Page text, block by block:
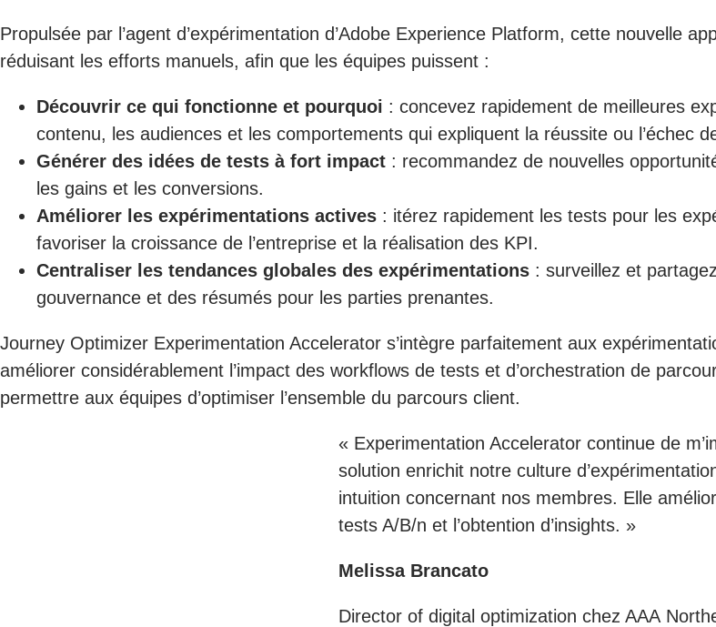
Propulsée par l’agent d’expérimentation d’Adobe Experience Platform, cette nouvelle
réduisant les efforts manuels, afin que les équipes puissent :
Découvrir ce qui fonctionne et pourquoi : concevez rapidement de meilleures
contenu, les audiences et les comportements qui expliquent la réussite ou l’échec
Générer des idées de tests à fort impact : recommandez de nouvelles
les gains et les conversions.
Améliorer les expérimentations actives : itérez rapidement les tests pour les
favoriser la croissance de l’entreprise et la réalisation des KPI.
Centraliser les tendances globales des expérimentations : surveillez et
gouvernance et des résumés pour les parties prenantes.
Journey Optimizer Experimentation Accelerator s’intègre parfaitement aux
améliorer considérablement l’impact des workflows de tests et d’orchestration de
permettre aux équipes d’optimiser l’ensemble du parcours client.
« Experimentation Accelerator continue de
solution enrichit notre culture
intuition concernant nos membres. Elle
tests A/B/n et l’obtention d’insights. »
Melissa Brancato
Director of digital optimization chez AAA